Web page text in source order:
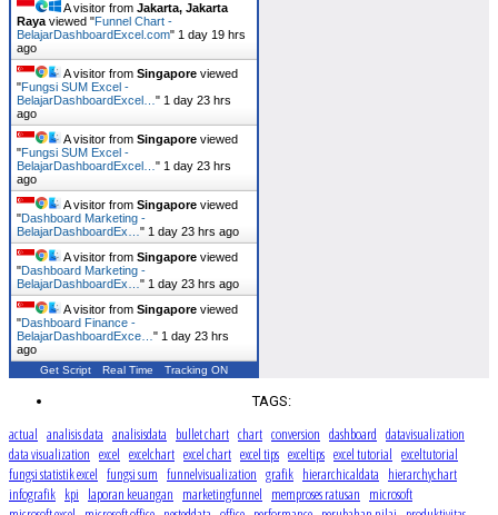
A visitor from Jakarta, Jakarta
Raya viewed "Funnel Chart -
BelajarDashboardExcel.com" 1 day 19 hrs
ago
A visitor from Singapore viewed
"Fungsi SUM Excel -
BelajarDashboardExcel… " 1 day 23 hrs
ago
A visitor from Singapore viewed
"Fungsi SUM Excel -
BelajarDashboardExcel… " 1 day 23 hrs
ago
A visitor from Singapore viewed
"Dashboard Marketing -
BelajarDashboardEx… " 1 day 23 hrs ago
A visitor from Singapore viewed
"Dashboard Marketing -
BelajarDashboardEx… " 1 day 23 hrs ago
A visitor from Singapore viewed
"Dashboard Finance -
BelajarDashboardExce… " 1 day 23 hrs
ago
Get Script Real Time Tracking ON
TAGS:
actual analisis data analisisdata bullet chart chart conversion dashboard datavisualization
data visualization excel excelchart excel chart excel tips exceltips excel tutorial exceltutorial
fungsi statistik excel fungsi sum funnelvisualization grafik hierarchicaldata hierarchychart
infografik kpi laporan keuangan marketingfunnel memproses ratusan microsoft